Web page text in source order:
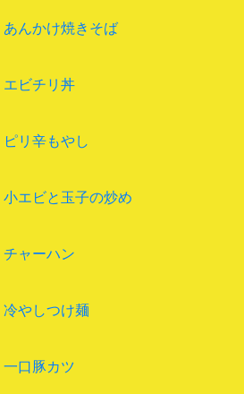
あんかけ焼きそば
エビチリ丼
ピリ辛もやし
小エビと玉子の炒め
チャーハン
冷やしつけ麺
一口豚カツ